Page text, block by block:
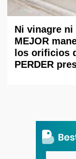
Ni vinagre
MEJOR
los orificios
PERDER